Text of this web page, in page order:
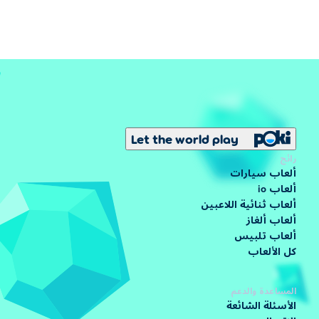
Let the world play
رائج
ألعاب سيارات
ألعاب io
ألعاب ثنائية اللاعبين
ألعاب ألغاز
ألعاب تلبيس
كل الألعاب
المساعدة والدعم
الأسئلة الشائعة